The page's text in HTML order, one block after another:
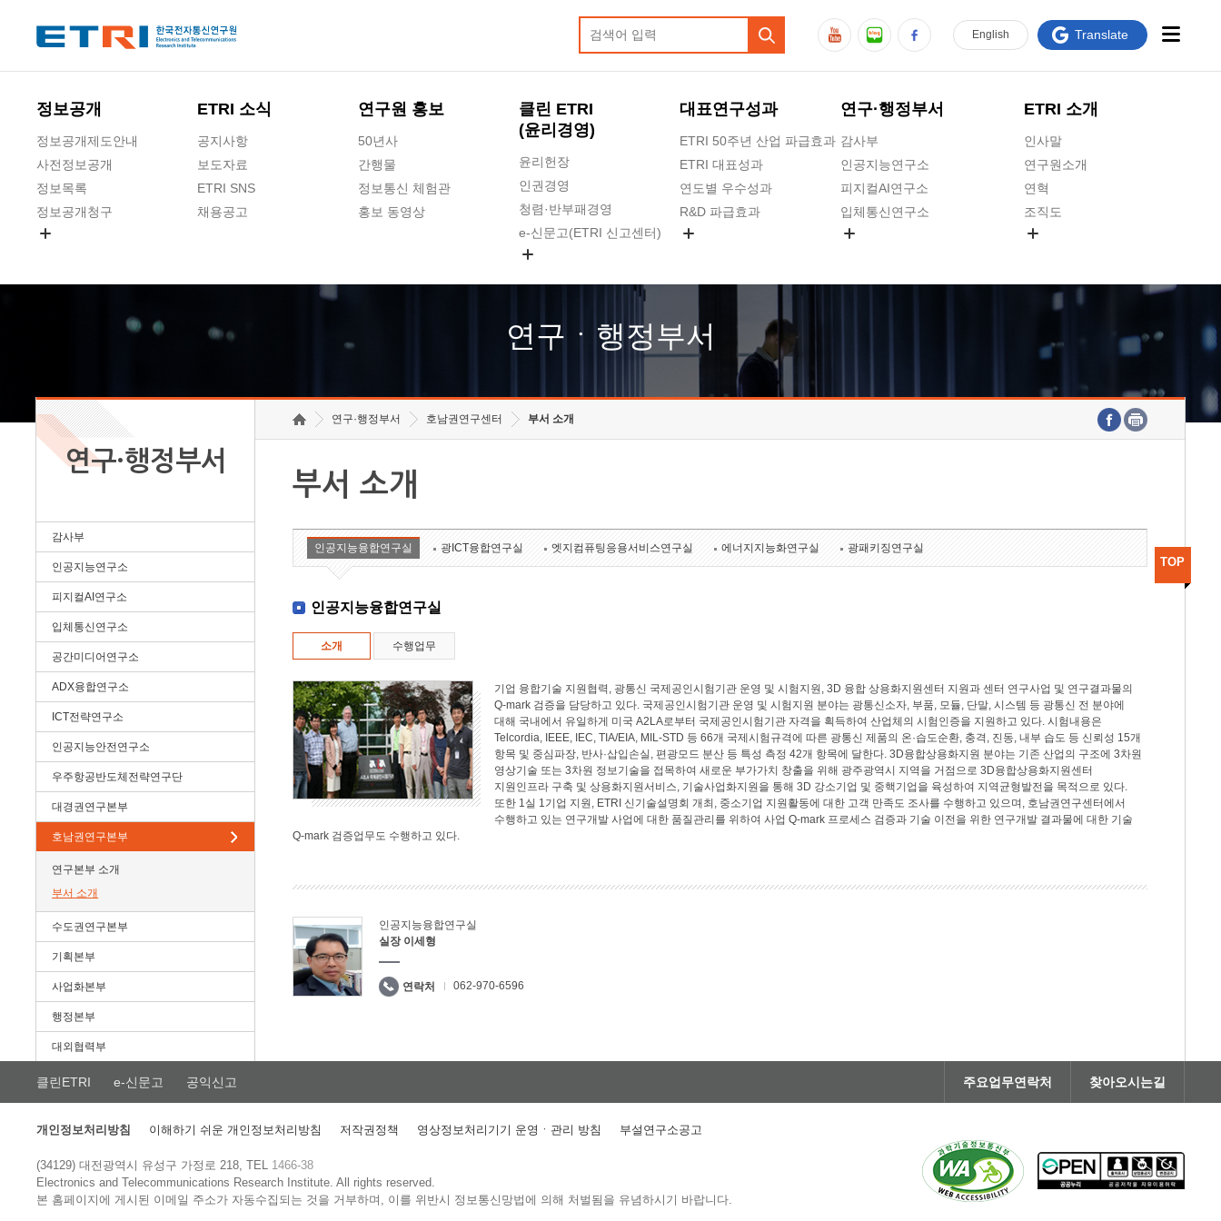
정보공개
정보공개제도안내
사전정보공개
정보목록
정보공개청구
ETRI 소식
공지사항
보도자료
ETRI SNS
채용공고
연구원 홍보
50년사
간행물
정보통신 체험관
홍보 동영상
클린 ETRI
(윤리경영)
윤리헌장
인권경영
청렴·반부패경영
e-신문고(ETRI 신고센터)
고객의소리
수의계약 현황
대표연구성과
ETRI 50주년 산업 파급효과
ETRI 대표성과
연도별 우수성과
R&D 파급효과
연구·행정부서
감사부
인공지능연구소
피지컬AI연구소
입체통신연구소
호남권연구본부
기획본부
ETRI 소개
인사말
연구원소개
연혁
조직도
연구원 고객헌장
주요업무연락처
English Translate
연구ㆍ행정부서
연구·행정부서
감사부
인공지능연구소
피지컬AI연구소
입체통신연구소
공간미디어연구소
ADX융합연구소
ICT전략연구소
인공지능안전연구소
우주항공반도체전략연구단
대경권연구본부
호남권연구본부
연구본부 소개
부서 소개
수도권연구본부
기획본부
사업화본부
행정본부
대외협력부
연구·행정부서 호남권연구센터 부서 소개
부서 소개
인공지능융합연구실 광ICT융합연구실 엣지컴퓨팅응용서비스연구실 에너지지능화연구실 광패키징연구실
인공지능융합연구실
소개 수행업무
기업 융합기술 지원협력, 광통신 국제공인시험기관 운영 및 시험지원, 3D 융합 상용화지원센터 지원과 센터 연구사업 및 연구결과물의
Q-mark 검증을 담당하고 있다. 국제공인시험기관 운영 및 시험지원 분야는 광통신소자, 부품, 모듈, 단말, 시스템 등 광통신 전 분야에
대해 국내에서 유일하게 미국 A2LA로부터 국제공인시험기관 자격을 획득하여 산업체의 시험인증을 지원하고 있다. 시험내용은
Telcordia, IEEE, IEC, TIA/EIA, MIL-STD 등 66개 국제시험규격에 따른 광통신 제품의 온·습도순환, 충격, 진동, 내부 습도 등 신뢰성 15개
항목 및 중심파장, 반사·삽입손실, 편광모드 분산 등 특성 측정 42개 항목에 달한다. 3D융합상용화지원 분야는 기존 산업의 구조에 3차원
영상기술 또는 3차원 정보기술을 접목하여 새로운 부가가치 창출을 위해 광주광역시 지역을 거점으로 3D융합상용화지원센터
지원인프라 구축 및 상용화지원서비스, 기술사업화지원을 통해 3D 강소기업 및 중핵기업을 육성하여 지역균형발전을 목적으로 있다.
또한 1실 1기업 지원, ETRI 신기술설명회 개최, 중소기업 지원활동에 대한 고객 만족도 조사를 수행하고 있으며, 호남권연구센터에서
수행하고 있는 연구개발 사업에 대한 품질관리를 위하여 사업 Q-mark 프로세스 검증과 기술 이전을 위한 연구개발 결과물에 대한 기술
Q-mark 검증업무도 수행하고 있다.
인공지능융합연구실
실장 이세형
연락처 062-970-6596
TOP
클린ETRI e-신문고 공익신고 주요업무연락처 찾아오시는길
개인정보처리방침 이해하기 쉬운 개인정보처리방침 저작권정책 영상정보처리기기 운영ㆍ관리 방침 부설연구소공고
(34129) 대전광역시 유성구 가정로 218, TEL 1466-38
Electronics and Telecommunications Research Institute.All rights reserved.
본 홈페이지에 게시된 이메일 주소가 자동수집되는 것을 거부하며, 이를 위반시 정보통신망법에 의해 처벌됨을 유념하시기 바랍니다.